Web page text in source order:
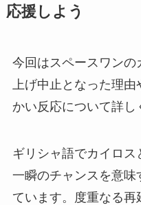
応援しよう
今回はスペースワンの
上げ中止となった理
かい反応について詳し
ギリシャ語でカイロ
一瞬のチャンスを意
ています。度重なる